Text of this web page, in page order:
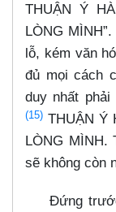
THUẬN Ý
LÒNG
lỗ, kém văn
đủ mọi cách
duy nhất
(15) THUẬN Ý
LÒNG MÌNH.
sẽ không còn
Đứng